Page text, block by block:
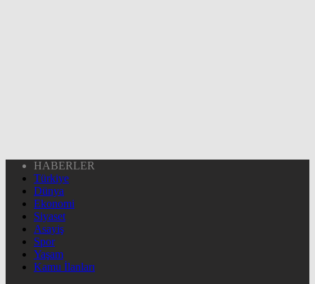
HABERLER
Türkiye
Dünya
Ekonomi
Siyaset
Asayiş
Spor
Yaşam
Kamu İlanları